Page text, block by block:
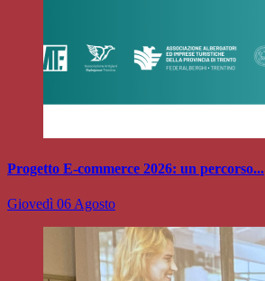
Progetto E-commerce 2026: un percorso...
Giovedì 06 Agosto